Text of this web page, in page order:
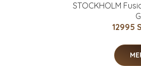
STOCKHOLM
12995